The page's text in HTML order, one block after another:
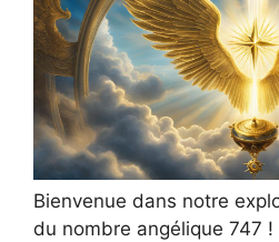
Bienvenue dans notre
du nombre angélique 747